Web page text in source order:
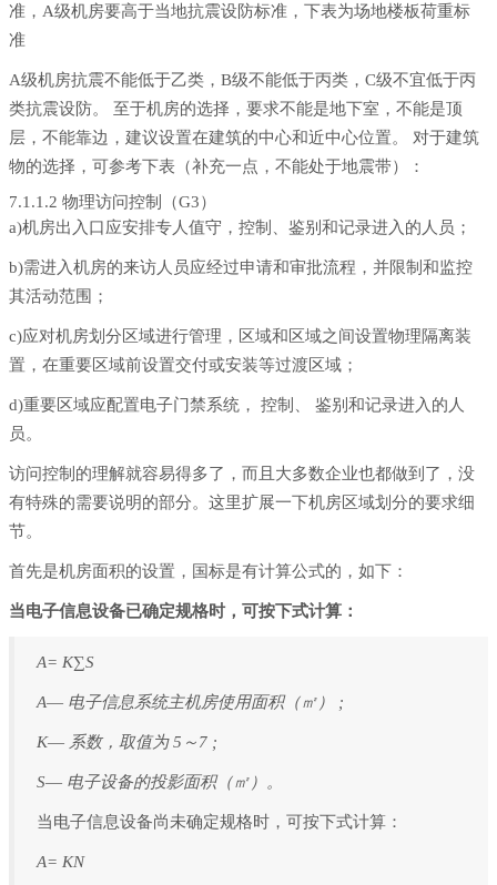
准，A级机房要高于当地抗震设防标准，下表为场地楼板荷重标
准
A级机房抗震不能低于乙类，B级不能低于丙类，C级不宜低于丙
类抗震设防。 至于机房的选择，要求不能是地下室，不能是顶
层，不能靠边，建议设置在建筑的中心和近中心位置。 对于建筑
物的选择，可参考下表（补充一点，不能处于地震带）：
7.1.1.2 物理访问控制（G3）
a)机房出入口应安排专人值守，控制、鉴别和记录进入的人员；
b)需进入机房的来访人员应经过申请和审批流程，并限制和监控
其活动范围；
c)应对机房划分区域进行管理，区域和区域之间设置物理隔离装
置，在重要区域前设置交付或安装等过渡区域；
d)重要区域应配置电子门禁系统， 控制、 鉴别和记录进入的人
员。
访问控制的理解就容易得多了，而且大多数企业也都做到了，没
有特殊的需要说明的部分。这里扩展一下机房区域划分的要求细
节。
首先是机房面积的设置，国标是有计算公式的，如下：
当电子信息设备已确定规格时，可按下式计算：
A= K∑S
A― 电子信息系统主机房使用面积（㎡） ;
K― 系数，取值为 5～7 ;
S― 电子设备的投影面积（㎡）。
当电子信息设备尚未确定规格时，可按下式计算：
A= KN